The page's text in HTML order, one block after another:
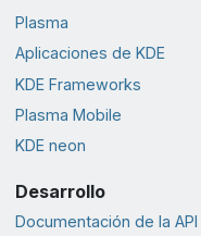
Plasma
Aplicaciones de KDE
KDE Frameworks
Plasma Mobile
KDE neon
Desarrollo
Documentación de la API